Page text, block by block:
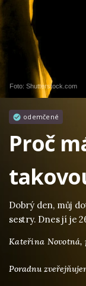
Foto: Shutterstock.com
odemčené
Proč
Dobrý den, můj
sestry. Dnes jí je
Kateřina Novotná,
Poradnu